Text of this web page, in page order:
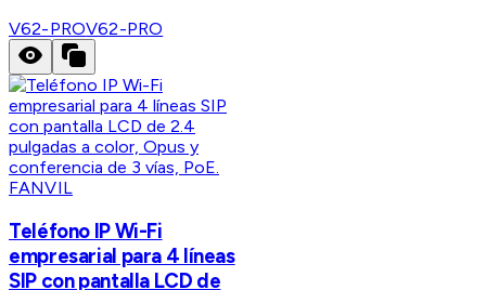
V62-PROV62-PRO
FANVIL
Teléfono IP Wi-Fi
empresarial para 4 líneas
SIP con pantalla LCD de